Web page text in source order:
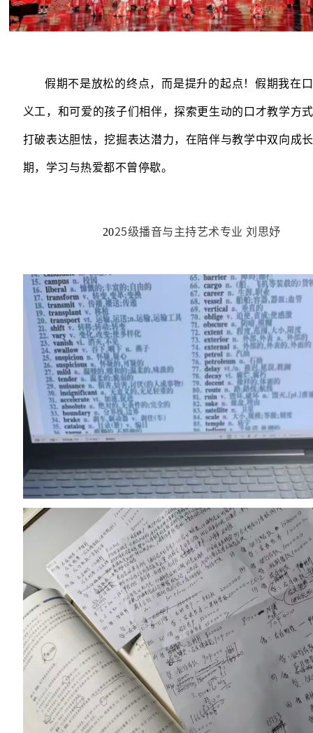
假期不是放松的终点，而是提升的起点！假期我在
义工，和可爱的孩子们相伴，探索更生动的口才教学方
打破表达胆怯，挖掘表达潜力，在陪伴与教学中双向成
期，学习与热爱都不曾停歇。
2025级播音与主持艺术专业 刘思妤